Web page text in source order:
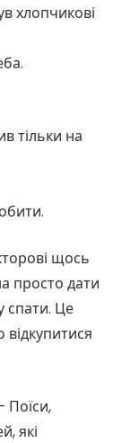
хлопчикові
тільки на
щось
просто дати
спати. Це
Поїси,
які